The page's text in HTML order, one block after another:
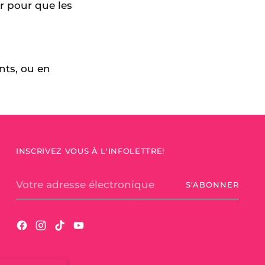
pour que les
ou en
INSCRIVEZ VOUS À L'INFOLETTRE!
adresse
S'ABONNER